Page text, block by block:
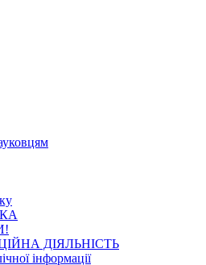
ДІЯЛЬНІСТЬ
інформації